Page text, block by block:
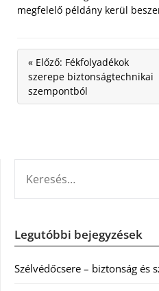
megfelelő példány kerül
« Előző: Fékfolyadékok
szerepe biztonságtechnikai
szempontból
Legutóbbi bejegyzések
Szélvédőcsere – biztonság és